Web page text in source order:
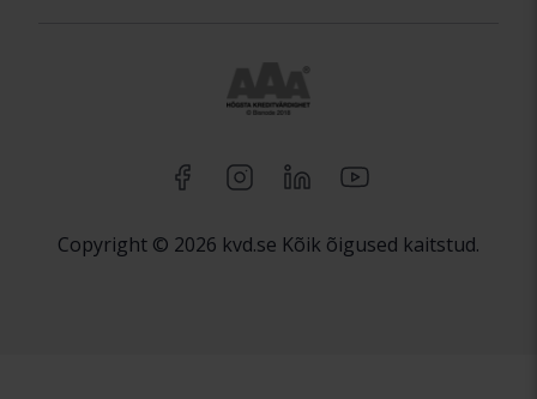
Copyright © 2026 kvd.se Kõik õigused kaitstud.